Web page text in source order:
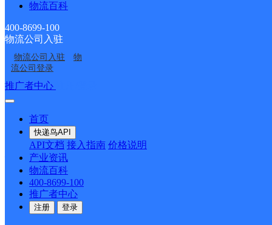
物流百科
400-8699-100
物流公司入驻
物流公司入驻
物
流公司登录
推广者中心
首页
快递鸟API
API文档 接入指南 价格说明
产业资讯
物流百科
400-8699-100
推广者中心
注册 登录
阿坝县洛尔达邮政所
阿坝县河支邮政所
阿坝县贾洛邮政所
阿坝县垮沙邮政所
接口API
API接口 DEMO下载
关于我们
公司介绍 企业动态
合作伙伴 快递鸟接口服务协议
户隐私政策